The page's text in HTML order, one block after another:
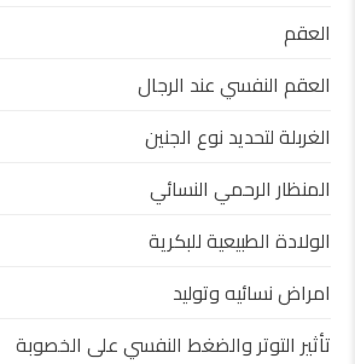
العقم
العقم النفسي عند الرجال
الغربلة لتحديد نوع الجنين
المنظار الرحمي النسائي
الولادة الطبيعية للبكرية
امراض نسائيه وتوليد
تأثير التوتر والضغط النفسي على الخصوبة